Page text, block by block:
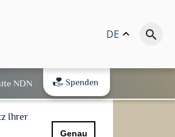
DE keyboard_arrow_up search
NDN Spenden
Ihrer
Genau